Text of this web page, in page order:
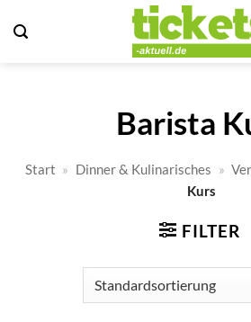
Inhalt
Barista
Start » Dinner & Kulinarisches »
Kurs
FILTER